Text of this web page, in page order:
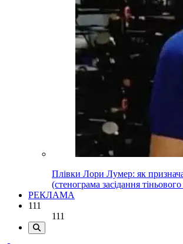
Плівки Лори Лумер: як
(стенограма засідання
РЕКЛАМА
111
111